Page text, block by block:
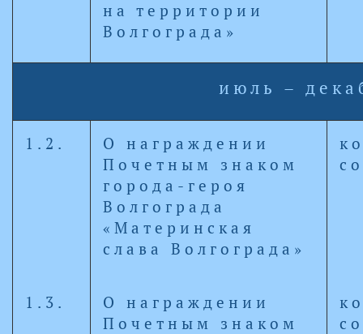
на территории
Волгограда»
июль –
1.2.
О награждении
Почетным знаком
города-героя
Волгограда
«Материнская
слава Волгограда»
1.3.
О награждении
Почетным знаком